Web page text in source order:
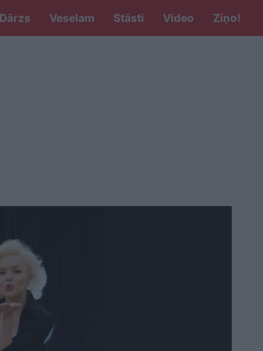
Dārzs Veselam Stāsti Video Ziņo!